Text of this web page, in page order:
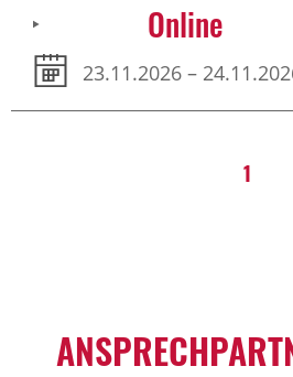
Online
23.11.2026 –
1